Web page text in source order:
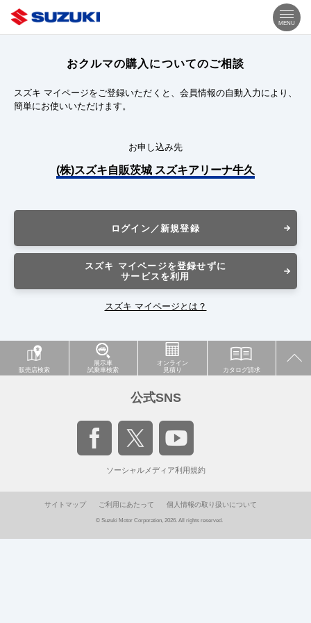
MENU
おクルマの購入についてのご相談
スズキ マイページをご登録いただくと、会員情報の自動入力により、
簡単にお使いいただけます。
お申し込み先
(株)スズキ自販茨城 スズキアリーナ牛久
ログイン／新規登録
スズキ マイページを登録せずに
サービスを利用
スズキ マイページとは？
販売店検索
展示車
試乗車検索
オンライン
見積り
カタログ請求
公式SNS
ソーシャルメディア利用規約
サイトマップ ご利用にあたって 個人情報の取り扱いについて
© Suzuki Motor Corporation, 2026. All rights reserved.